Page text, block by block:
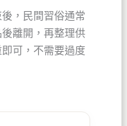
，民間習俗通常
離開，再整理供
可，不需要過度